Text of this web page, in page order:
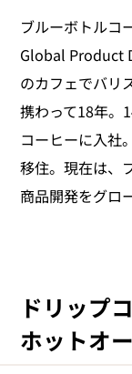
ブルーボトルコ
Global Product
のカフェでバリ
携わって18年。
コーヒーに入社
移住。現在は、
商品開発をグロ
ドリップ
ホットオ